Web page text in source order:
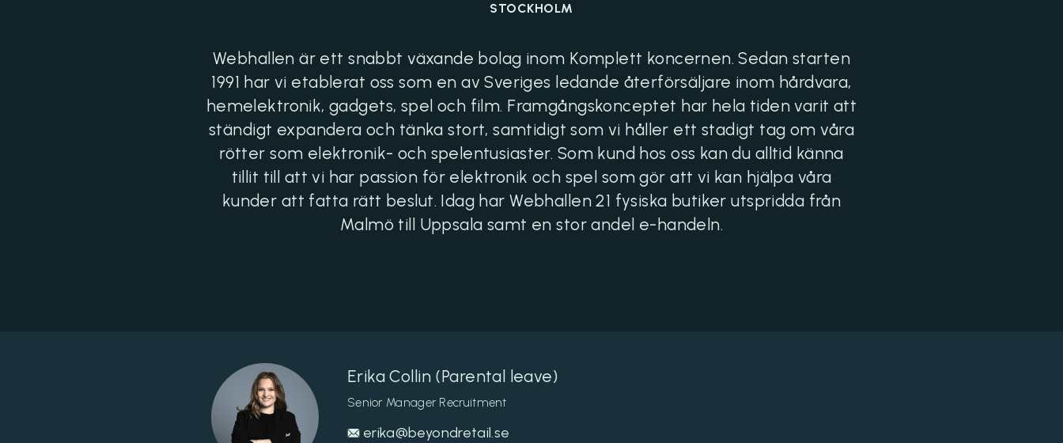
STOCKHOLM
Webhallen är ett snabbt växande bolag inom Komplett koncernen. Sedan starten
1991 har vi etablerat oss som en av Sveriges ledande återförsäljare inom hårdvara,
hemelektronik, gadgets, spel och film. Framgångskonceptet har hela tiden varit att
ständigt expandera och tänka stort, samtidigt som vi håller ett stadigt tag om våra
rötter som elektronik- och spelentusiaster. Som kund hos oss kan du alltid känna
tillit till att vi har passion för elektronik och spel som gör att vi kan hjälpa våra
kunder att fatta rätt beslut. Idag har Webhallen 21 fysiska butiker utspridda från
Malmö till Uppsala samt en stor andel e-handeln.
Erika Collin (Parental leave)
Senior Manager Recruitment
erika@beyondretail.se